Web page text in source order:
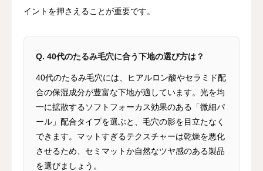
イントを押さえることが重要です。
Q. 40代のたるみ毛穴に合う下地の選び方は？
40代のたるみ毛穴には、ヒアルロン酸やセラミド配
合の保湿成分が豊富な下地が適しています。光を均
一に拡散するソフトフォーカス効果のある「微細パ
ール」配合タイプを選ぶと、毛穴の影を目立たなく
できます。マットすぎるテクスチャーは乾燥を悪化
させるため、セミマットか自然なツヤ感のある製品
を選びましょう。